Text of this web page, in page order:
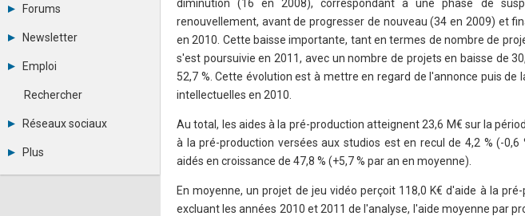
Forums
Tous les forums
Se connecter
Messages privés
Contacter un modérateur
Newsletter
Archives
Abonnement
Emploi
Consulter les annonces
Observatoire de l'emploi
Rechercher
Réseaux sociaux
LinkedIn
Plus
Annonceurs
diminution (16 en 2008), correspondant à une phase de
renouvellement, avant de progresser de nouveau (34 en 2009) et
en 2010. Cette baisse importante, tant en termes de nombre de
s'est poursuivie en 2011, avec un nombre de projets en baisse de
52,7 %. Cette évolution est à mettre en regard de l'annonce puis
intellectuelles en 2010.
Au total, les aides à la pré-production atteignent 23,6 M€ sur la
à la pré-production versées aux studios est en recul de 4,2 % (-
aidés en croissance de 47,8 % (+5,7 % par an en moyenne).
En moyenne, un projet de jeu vidéo perçoit 118,0 K€ d'aide à la
excluant les années 2010 et 2011 de l'analyse, l'aide moyenne par